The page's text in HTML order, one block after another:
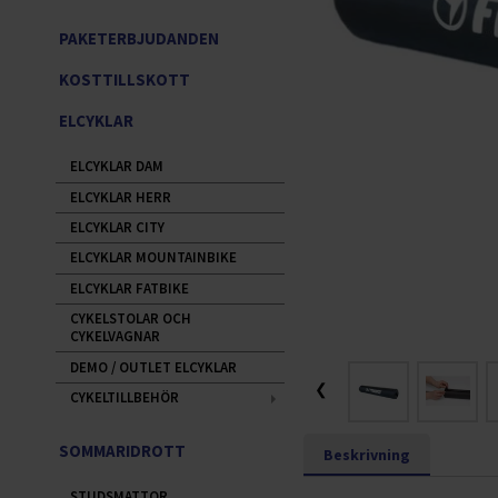
❮
Beskrivning
PAKETERBJUDANDEN
KOSTTILLSKOTT
ELCYKLAR
ELCYKLAR DAM
ELCYKLAR HERR
ELCYKLAR CITY
ELCYKLAR MOUNTAINBIKE
ELCYKLAR FATBIKE
CYKELSTOLAR OCH
CYKELVAGNAR
DEMO / OUTLET ELCYKLAR
CYKELTILLBEHÖR
SOMMARIDROTT